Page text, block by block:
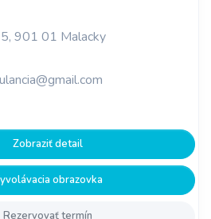
901 01 Malacky
Zobraziť detail
obrazovka
Rezervovať termín